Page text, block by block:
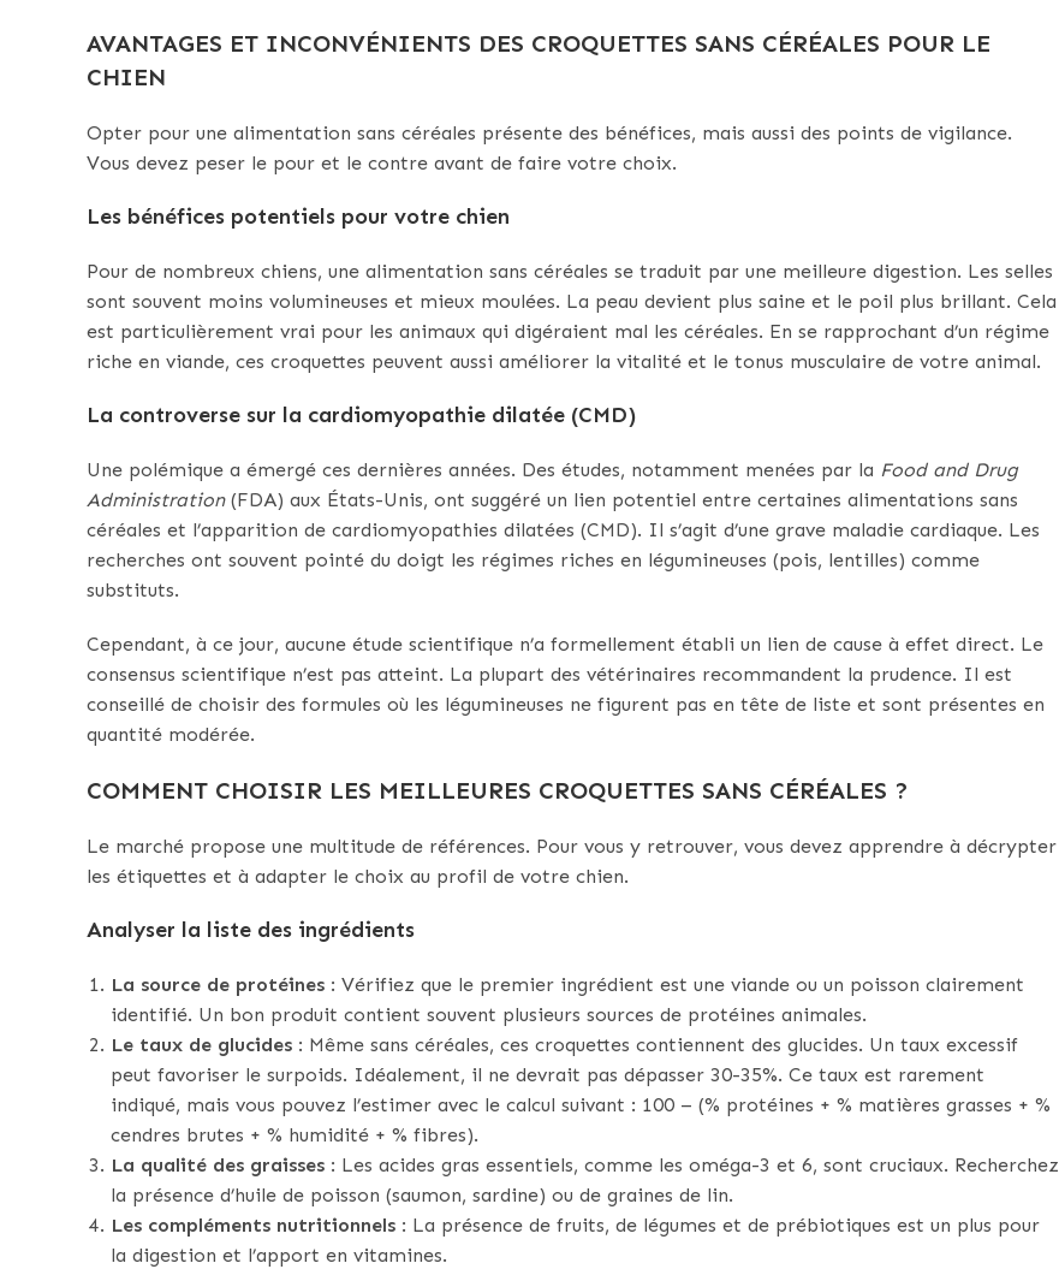
AVANTAGES ET INCONVÉNIENTS DES CROQUETTES SANS CÉRÉALES POUR LE
CHIEN
Opter pour une alimentation sans céréales présente des bénéfices, mais aussi des points de vigilance.
Vous devez peser le pour et le contre avant de faire votre choix.
Les bénéfices potentiels pour votre chien
Pour de nombreux chiens, une alimentation sans céréales se traduit par une meilleure digestion. Les selles
sont souvent moins volumineuses et mieux moulées. La peau devient plus saine et le poil plus brillant. Cela
est particulièrement vrai pour les animaux qui digéraient mal les céréales. En se rapprochant d’un régime
riche en viande, ces croquettes peuvent aussi améliorer la vitalité et le tonus musculaire de votre animal.
La controverse sur la cardiomyopathie dilatée (CMD)
Une polémique a émergé ces dernières années. Des études, notamment menées par la Food and Drug
Administration(FDA) aux États-Unis, ont suggéré un lien potentiel entre certaines alimentations sans
céréales et l’apparition de cardiomyopathies dilatées (CMD). Il s’agit d’une grave maladie cardiaque. Les
recherches ont souvent pointé du doigt les régimes riches en légumineuses (pois, lentilles) comme
substituts.
Cependant, à ce jour, aucune étude scientifique n’a formellement établi un lien de cause à effet direct. Le
consensus scientifique n’est pas atteint. La plupart des vétérinaires recommandent la prudence. Il est
conseillé de choisir des formules où les légumineuses ne figurent pas en tête de liste et sont présentes en
quantité modérée.
COMMENT CHOISIR LES MEILLEURES CROQUETTES SANS CÉRÉALES ?
Le marché propose une multitude de références. Pour vous y retrouver, vous devez apprendre à décrypter
les étiquettes et à adapter le choix au profil de votre chien.
Analyser la liste des ingrédients
La source de protéines : Vérifiez que le premier ingrédient est une viande ou un poisson clairement
identifié. Un bon produit contient souvent plusieurs sources de protéines animales.
Le taux de glucides : Même sans céréales, ces croquettes contiennent des glucides. Un taux excessif
peut favoriser le surpoids. Idéalement, il ne devrait pas dépasser 30-35%. Ce taux est rarement
indiqué, mais vous pouvez l’estimer avec le calcul suivant : 100 – (% protéines + % matières grasses + %
cendres brutes + % humidité + % fibres).
La qualité des graisses : Les acides gras essentiels, comme les oméga-3 et 6, sont cruciaux. Recherchez
la présence d’huile de poisson (saumon, sardine) ou de graines de lin.
Les compléments nutritionnels : La présence de fruits, de légumes et de prébiotiques est un plus pour
la digestion et l’apport en vitamines.